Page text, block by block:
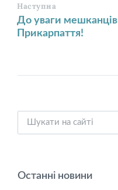
Наступна
До уваги мешканців
Прикарпаття!
Останні новини